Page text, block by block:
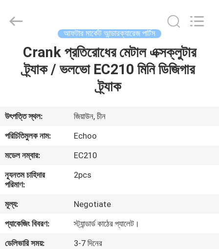
আমাদের
সম্পর্কে
কারখানা
ভ্রমণ
মান
নিয়ন্ত্রণ
Corporation.
আফটার মার্কেট আন্ডারক্যারেজ পার্টস
Crank প্রতিরোধের মেটাল এক্সক্লুটার
ট্র্যাক / ভলভো EC210 মিনি ডিজিগার
ট্র্যাক
উৎপত্তি স্থল:
জিয়াউন, চীন
পরিচিতিমুলক নাম:
Echoo
মডেল নম্বার:
EC210
ন্যূনতম চাহিদার
পরিমাণ:
2pcs
মূল্য:
Negotiate
প্যাকেজিং বিবরণ:
স্ট্যান্ডার্ড কাঠের প্যালেট।
ডেলিভারি সময়:
3-7 দিনের